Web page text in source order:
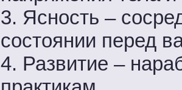
3. Ясность –
состоянии перед
4. Развитие –